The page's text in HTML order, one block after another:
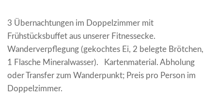
3 Übernachtungen im Doppelzimmer mit
Frühstücksbuffet aus unserer Fitnessecke.
Wanderverpflegung (gekochtes Ei, 2 belegte Brötchen,
1 Flasche Mineralwasser).
Kartenmaterial. Abholung
oder Transfer zum Wanderpunkt; Preis pro Person im
Doppelzimmer.